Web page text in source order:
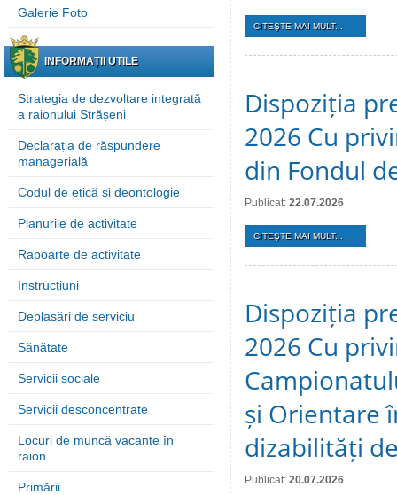
Galerie Foto
INFORMAȚII UTILE
Strategia de dezvoltare integrată
a raionului Strășeni
Declarația de răspundere
managerială
Codul de etică și deontologie
Planurile de activitate
Rapoarte de activitate
Instrucțiuni
Deplasări de serviciu
Sănătate
Servicii sociale
Servicii desconcentrate
Locuri de muncă vacante în
raion
Primării
CITEŞTE MAI MULT...
Dispoziția
2026 Cu
din Fondul
Publicat: 22.07.2026
CITEŞTE MAI MULT...
Dispoziția
2026 Cu
și Orientare
dizabilități
Publicat: 20.07.2026